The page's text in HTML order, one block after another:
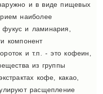
и в виде пищевых
наиболее
и ламинария,
компонент
и т.п. - это кофеин,
из группы
кофе, какао,
расщепление